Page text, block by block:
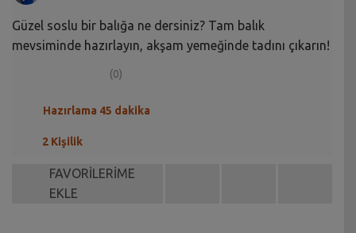
Güzel soslu bir balığa ne dersiniz? Tam balık
mevsiminde hazırlayın, akşam yemeğinde tadını çıkarın!
(0)
Hazırlama 45 dakika
2 Kişilik
FAVORİLERİME
EKLE